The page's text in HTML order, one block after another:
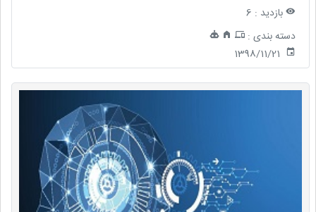
بازدید : 6
دسته بندی :
1398/11/21